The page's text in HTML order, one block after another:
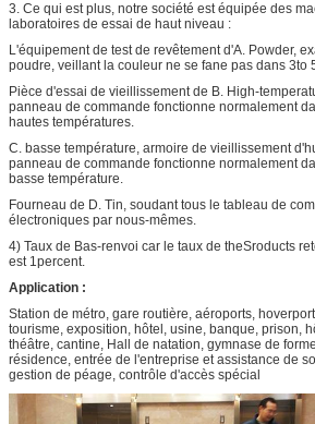
3. Ce qui est plus, notre société est équipée des
laboratoires de essai de haut niveau :
L'équipement de test de revêtement d'A. Powder,
poudre, veillant la couleur ne se fane pas dans 3to
Pièce d'essai de vieillissement de B. High-
panneau de commande fonctionne normalement
hautes températures.
C. basse température, armoire de vieillissement
panneau de commande fonctionne normalement
basse température.
Fourneau de D. Tin, soudant tous le tableau de
électroniques par nous-mêmes.
4) Taux de Bas-renvoi car le taux de theSroducts
est 1percent.
Application :
Station de métro, gare routière, aéroports,
tourisme, exposition, hôtel, usine, banque, prison,
théâtre, cantine, Hall de natation, gymnase de
résidence, entrée de l'entreprise et assistance de
gestion de péage, contrôle d'accès spécial